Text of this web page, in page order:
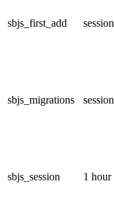
sbjs_first_add session
sbjs_migrations session
sbjs_session 1 hour